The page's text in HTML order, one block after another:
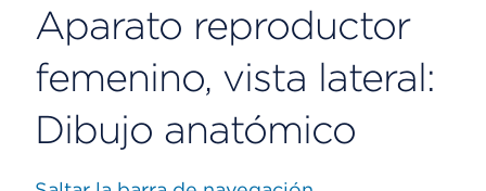
Aparato reproductor
femenino, vista lateral:
Dibujo anatómico